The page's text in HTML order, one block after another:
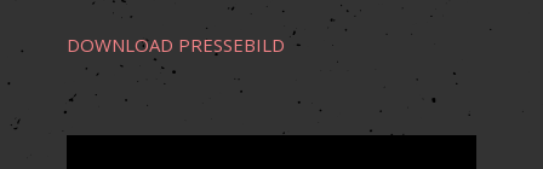
DOWNLOAD PRESSEBILD